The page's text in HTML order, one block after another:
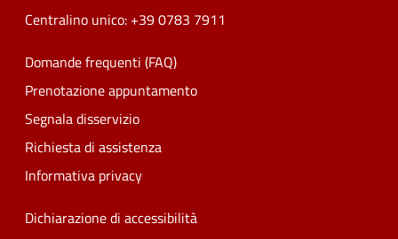
Centralino unico: +39 0783 7911
Domande frequenti (FAQ)
Prenotazione appuntamento
Segnala disservizio
Richiesta di assistenza
Informativa privacy
Dichiarazione di accessibilità